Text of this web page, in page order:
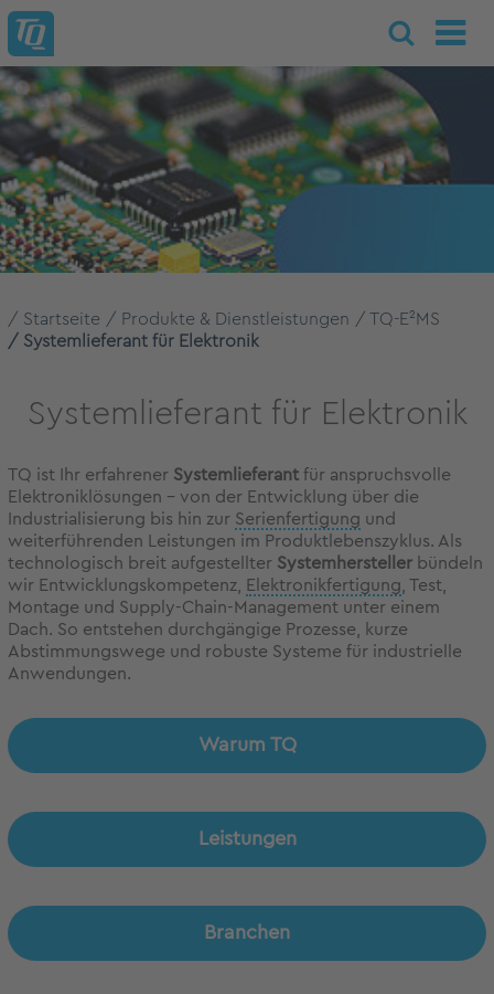
Startseite Produkte & Dienstleistungen
TQ-E²MS
Systemlieferant für Elektronik
Systemlieferant für Elektronik
TQ ist Ihr erfahrener Systemlieferant für anspruchsvolle
Elektroniklösungen – von der Entwicklung über die
Industrialisierung bis hin zur Serienfertigung und
weiterführenden Leistungen im Produktlebenszyklus. Als
technologisch breit aufgestellter Systemhersteller bündeln
wir Entwicklungskompetenz,
Elektronikfertigung , Test,
Montage und Supply-Chain-Management unter einem
Dach. So entstehen durchgängige Prozesse, kurze
Abstimmungswege und robuste Systeme für industrielle
Anwendungen.
Warum TQ
Leistungen
Branchen